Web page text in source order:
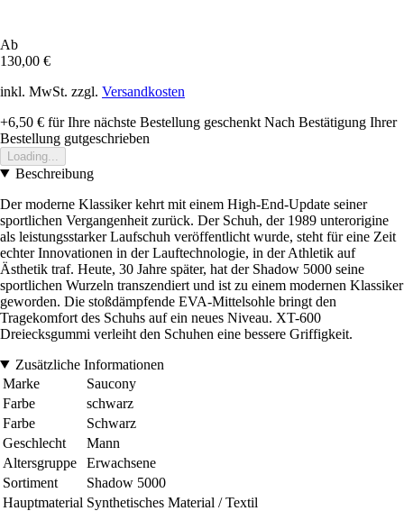
Ab
130,00 €
inkl. MwSt. zzgl. Versandkosten
+6,50 € für Ihre nächste Bestellung geschenkt Nach Bestätigung Ihrer
Bestellung gutgeschrieben
Loading...
Beschreibung
Der moderne Klassiker kehrt mit einem High-End-Update seiner
sportlichen Vergangenheit zurück. Der Schuh, der 1989 unterorigine
als leistungsstarker Laufschuh veröffentlicht wurde, steht für eine Zeit
echter Innovationen in der Lauftechnologie, in der Athletik auf
Ästhetik traf. Heute, 30 Jahre später, hat der Shadow 5000 seine
sportlichen Wurzeln transzendiert und ist zu einem modernen Klassiker
geworden. Die stoßdämpfende EVA-Mittelsohle bringt den
Tragekomfort des Schuhs auf ein neues Niveau. XT-600
Dreiecksgummi verleiht den Schuhen eine bessere Griffigkeit.
Zusätzliche Informationen
Marke
Saucony
Farbe
schwarz
Farbe
Schwarz
Geschlecht
Mann
Altersgruppe
Erwachsene
Sortiment
Shadow 5000
Hauptmaterial Synthetisches Material / Textil